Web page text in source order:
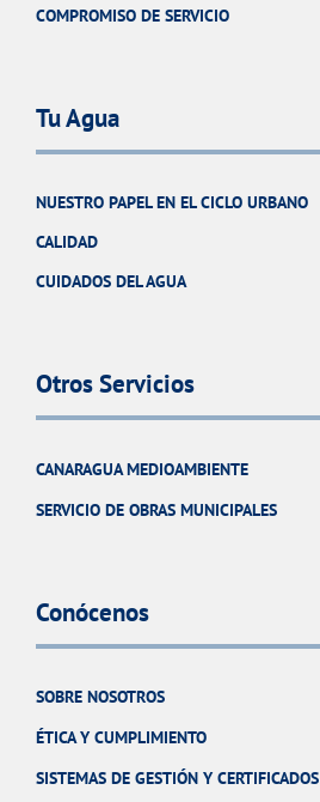
COMPROMISO DE SERVICIO
Tu Agua
NUESTRO PAPEL EN EL CICLO URBANO
CALIDAD
CUIDADOS DEL AGUA
Otros Servicios
CANARAGUA MEDIOAMBIENTE
SERVICIO DE OBRAS MUNICIPALES
Conócenos
SOBRE NOSOTROS
ÉTICA Y CUMPLIMIENTO
SISTEMAS DE GESTIÓN Y CERTIFICADOS